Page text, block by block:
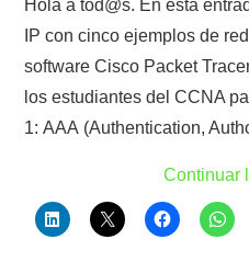
Hola a tod@s. En esta
IP con cinco ejemplos de
software Cisco Packet
los estudiantes del CCNA
1: AAA (Authentication,
Continuar